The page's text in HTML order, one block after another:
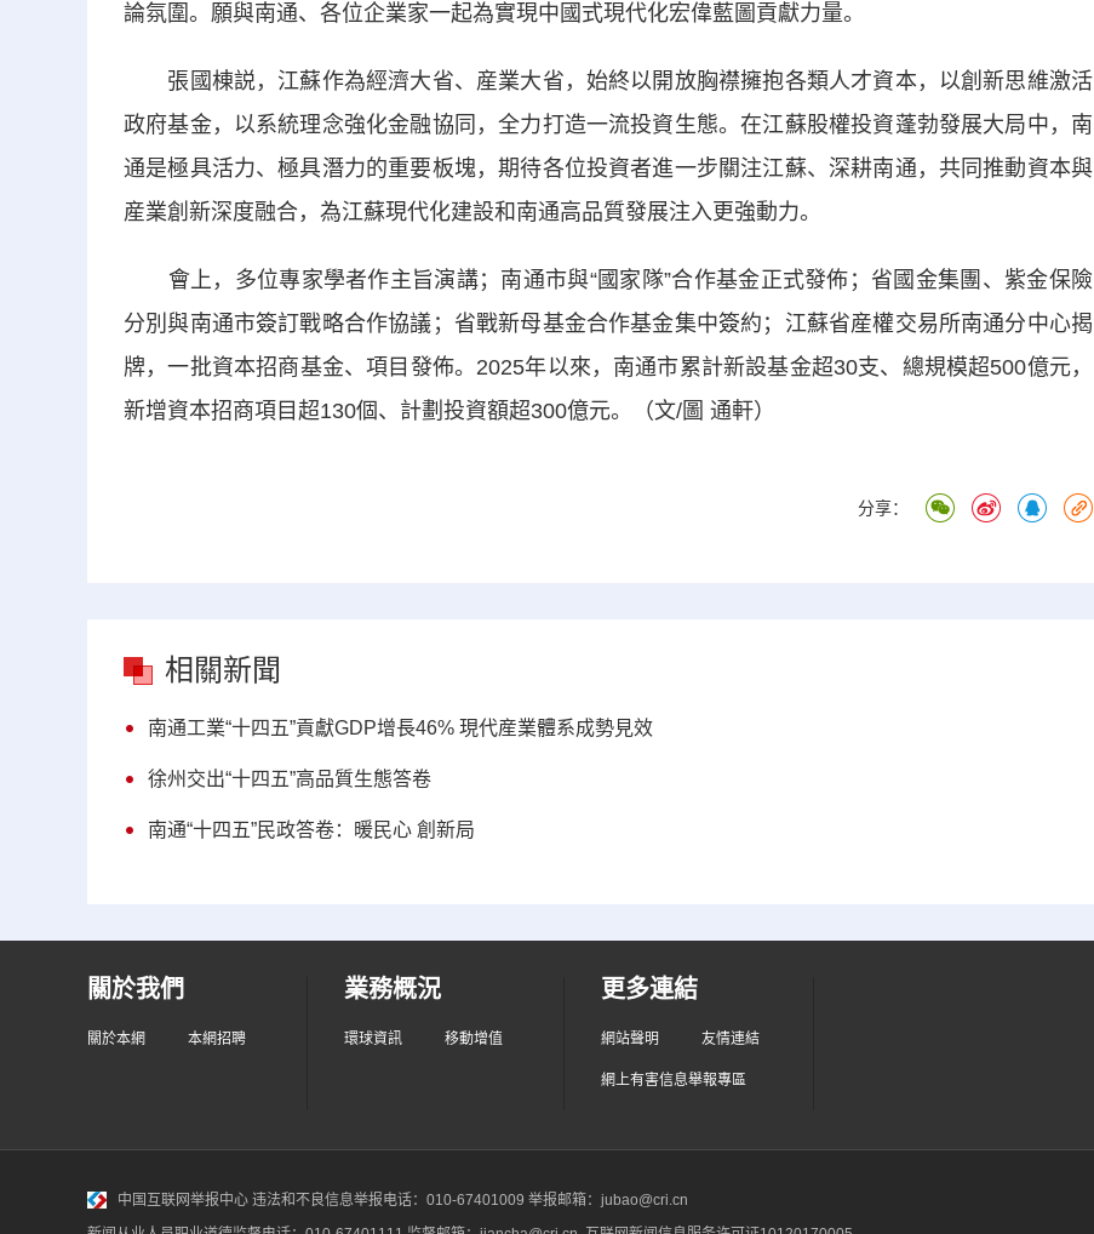
論氛圍。願與南通、各位企業家一起為實現中國式現代化宏偉藍圖貢獻力量。
張國棟説，江蘇作為經濟大省、産業大省，始終以開放胸襟擁抱各類人才資本，以創新思維激活
政府基金，以系統理念強化金融協同，全力打造一流投資生態。在江蘇股權投資蓬勃發展大局中，南
通是極具活力、極具潛力的重要板塊，期待各位投資者進一步關注江蘇、深耕南通，共同推動資本與
産業創新深度融合，為江蘇現代化建設和南通高品質發展注入更強動力。
會上，多位專家學者作主旨演講；南通市與“國家隊”合作基金正式發佈；省國金集團、紫金保險
分別與南通市簽訂戰略合作協議；省戰新母基金合作基金集中簽約；江蘇省産權交易所南通分中心揭
牌，一批資本招商基金、項目發佈。2025年以來，南通市累計新設基金超30支、總規模超500億元，
新增資本招商項目超130個、計劃投資額超300億元。（文/圖 通軒）
分享：
相關新聞
南通工業“十四五”貢獻GDP增長46% 現代産業體系成勢見效
徐州交出“十四五”高品質生態答卷
南通“十四五”民政答卷：暖民心 創新局
關於我們
關於本網 本網招聘
業務概況
環球資訊 移動增值
更多連結
網站聲明 友情連結
網上有害信息舉報專區
中国互联网举报中心 违法和不良信息举报电话：010-67401009 举报邮箱：jubao@cri.cn